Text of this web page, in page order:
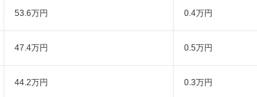
53.6万円 0.4万円
47.4万円 0.5万円
44.2万円 0.3万円